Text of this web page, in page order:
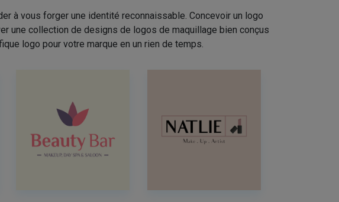
à vous forger une identité reconnaissable. Concevoir un logo
une collection de designs de logos de maquillage bien conçus
logo pour votre marque en un rien de temps.